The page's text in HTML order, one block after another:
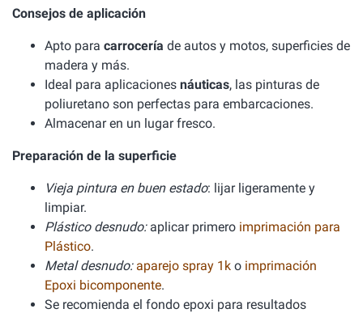
Consejos de aplicación
Apto para carrocería de autos y motos, superficies de
madera y más.
Ideal para aplicaciones náuticas, las pinturas de
poliuretano son perfectas para embarcaciones.
Almacenar en un lugar fresco.
Preparación de la superficie
Vieja pintura en buen estado: lijar ligeramente y
limpiar.
Plástico desnudo:aplicar primero imprimación para
Plástico.
Metal desnudo: aparejo spray 1k o imprimación
Epoxi bicomponente.
Se recomienda el fondo epoxi para resultados